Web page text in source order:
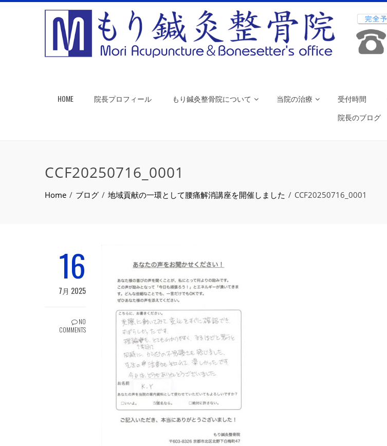
HOME 院長プロフィール もり鍼灸整骨院について 当院の治療 受付時間
院長のブログ
CCF20250716_0001
Home ブログ 地域貢献の一環として腰痛解消講座を開催しました CCF20250716_0001
16
7月 2025
NO
COMMENTS